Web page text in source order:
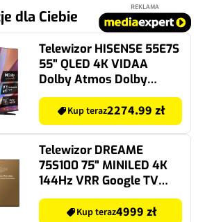
dla Ciebie
REKLAMA
Telewizor HISENSE 55E7S
55" QLED 4K VIDAA
Dolby Atmos Dolby
Vision HDMI 2.1
Kup teraz2274.99 zł
Telewizor DREAME
75S100 75" MINILED 4K
144Hz VRR Google TV
Dolby Atmos Dolby
Vision HDMI 2.1
Kup teraz4999 zł